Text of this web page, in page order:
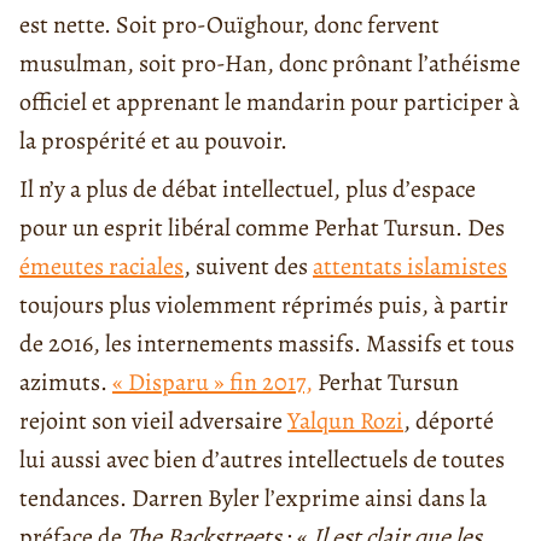
est nette. Soit pro-Ouïghour, donc fervent
musulman, soit pro-Han, donc prônant l’athéisme
officiel et apprenant le mandarin pour participer à
la prospérité et au pouvoir.
Il n’y a plus de débat intellectuel, plus d’espace
pour un esprit libéral comme Perhat Tursun. Des
émeutes raciales, suivent desattentats islamistes
toujours plus violemment réprimés puis, à partir
de 2016, les internements massifs. Massifs et tous
azimuts.« Disparu » fin 2017, Perhat Tursun
rejoint son vieil adversaireYalqun Rozi, déporté
lui aussi avec bien d’autres intellectuels de toutes
tendances. Darren Byler l’exprime ainsi dans la